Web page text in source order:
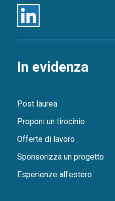
Linkedin
In evidenza
Post laurea
Proponi un tirocinio
Offerte di lavoro
Sponsorizza un progetto
Esperienze all'estero